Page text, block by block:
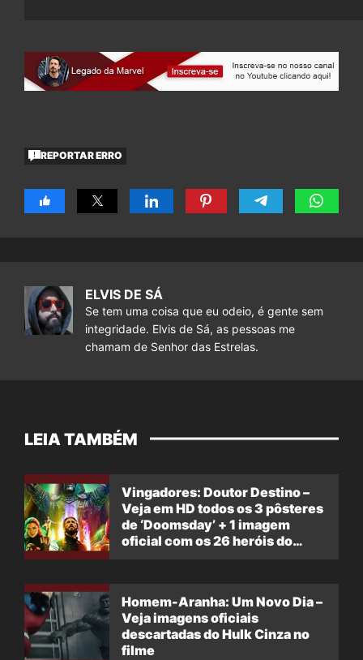
REPORTAR ERRO
ELVIS DE SÁ
Se tem uma coisa que eu odeio, é gente sem
integridade. Elvis de Sá, as pessoas me
chamam de Senhor das Estrelas.
LEIA TAMBÉM
Vingadores: Doutor Destino –
Veja em HD todos os 3 pôsteres
de ‘Doomsday’ + 1 imagem
oficial com os 26 heróis do
Homem-Aranha: Um Novo Dia –
Veja imagens oficiais
descartadas do Hulk Cinza no
filme